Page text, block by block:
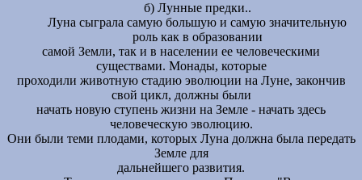
б) Лунные предки..
Луна сыграла самую большую и самую значительную
роль как в образовании
самой Земли, так и в населении ее человеческими
существами. Монады, которые
проходили животную стадию эволюции на Луне, закончив
свой цикл, должны были
начать новую ступень жизни на Земле - начать здесь
человеческую эволюцию.
Они были теми плодами, которых Луна должна была передать
Земле для
дальнейшего развития.